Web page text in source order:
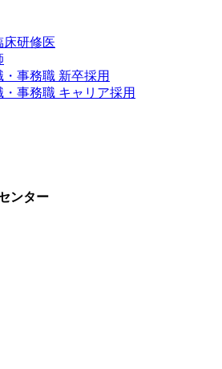
床研修医
・事務職 新卒採用
・事務職 キャリア採用
ンター